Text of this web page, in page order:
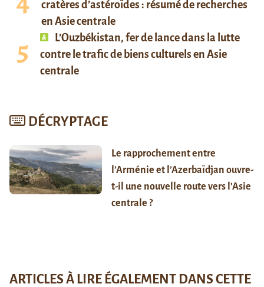
cratères d’astéroïdes : résumé de recherches
en Asie centrale
L’Ouzbékistan, fer de lance dans la lutte
contre le trafic de biens culturels en Asie
centrale
DÉCRYPTAGE
Le rapprochement entre
l’Arménie et l’Azerbaïdjan ouvre-
t-il une nouvelle route vers l’Asie
centrale ?
ARTICLES À LIRE ÉGALEMENT DANS CETTE